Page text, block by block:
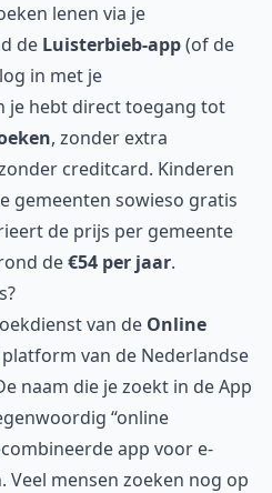
lenen via je
de Luisterbieb-app(of de
in met je
je hebt direct toegang tot
, zonder extra
creditcard. Kinderen
gemeenten sowieso gratis
de prijs per gemeente
de€54 per jaar.
van de Online
van de Nederlandse
naam die je zoekt in de App
“online
app voor e-
mensen zoeken nog op